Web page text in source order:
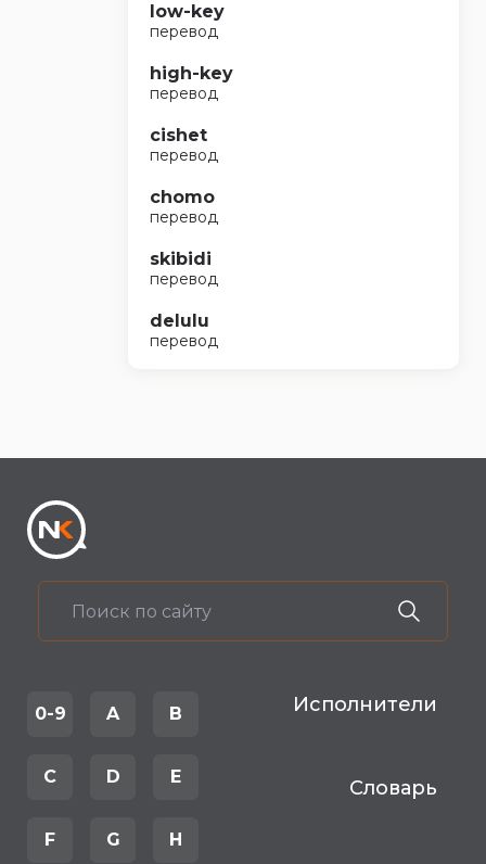
low-key
перевод
high-key
перевод
cishet
перевод
chomo
перевод
skibidi
перевод
delulu
перевод
0-9 A B
C D E
F G H
Исполнители
Словарь